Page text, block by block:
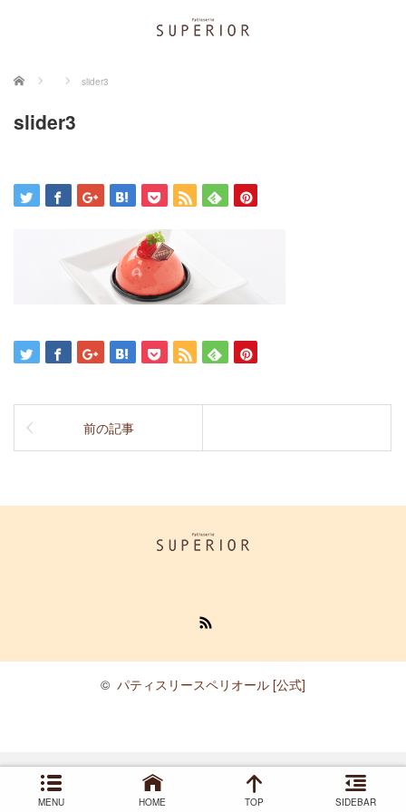
ホーム slider3
slider3
前の記事
MENU HOME TOP SIDEBAR
© パティスリースペリオール [公式]